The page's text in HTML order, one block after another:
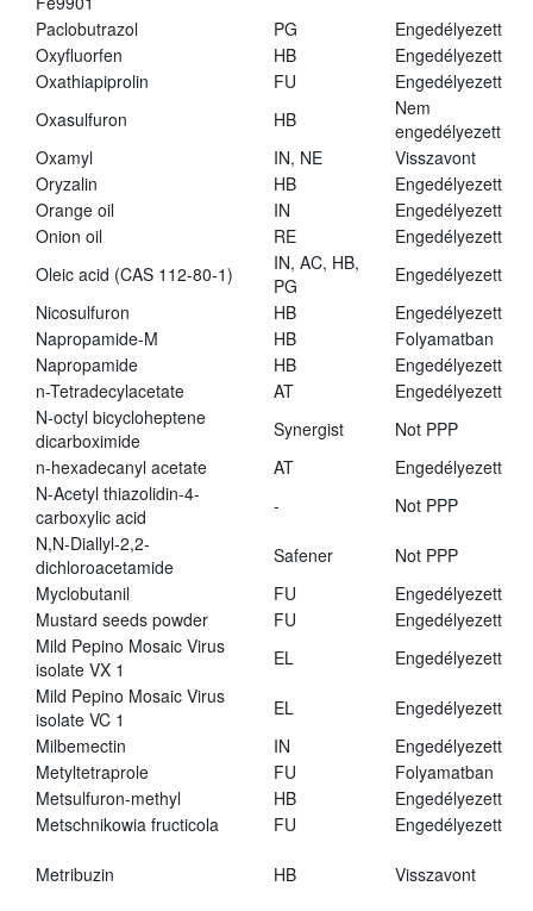
Paclobutrazol PG
Engedélyezett
Oxyfluorfen
HB
Engedélyezett
Oxathiapiprolin
FU
Engedélyezett
Oxasulfuron
HB
Nem
engedélyezett
Oxamyl
IN, NE
Visszavont
Oryzalin
HB
Engedélyezett
Orange oil
IN
Engedélyezett
Onion oil
RE
Engedélyezett
Oleic acid (CAS 112-80-1)
IN, AC, HB,
PG
Engedélyezett
Nicosulfuron
HB
Engedélyezett
Napropamide-M
HB
Folyamatban
Napropamide
HB
Engedélyezett
n-Tetradecylacetate
AT
Engedélyezett
N-octyl bicycloheptene
dicarboximide
Synergist
Not PPP
n-hexadecanyl acetate
AT
Engedélyezett
N-Acetyl thiazolidin-4-
carboxylic acid
-
Not PPP
N,N-Diallyl-2,2-
dichloroacetamide
Safener
Not PPP
Myclobutanil
FU
Engedélyezett
Mustard seeds powder
FU
Engedélyezett
Mild Pepino Mosaic Virus
isolate VX 1
EL
Engedélyezett
Mild Pepino Mosaic Virus
isolate VC 1
EL
Engedélyezett
Milbemectin
IN
Engedélyezett
Metyltetraprole
FU
Folyamatban
Metsulfuron-methyl
HB
Engedélyezett
Metschnikowia fructicola
FU Engedélyezett
Metribuzin HB Visszavont